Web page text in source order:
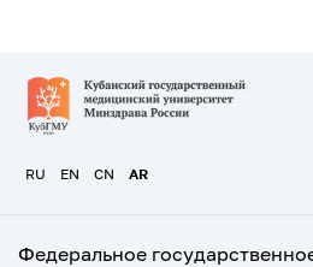
RU EN CN AR
Федеральное